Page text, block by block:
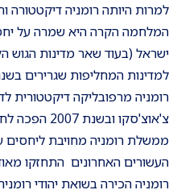
למרות היותה רומניה דיקטטורה
המלחמה הקרה היא שמרה על
ישראל (בעוד שאר מדינות הגוש
רומניה מרפובליקה דיקטטורית
צ'אוצ'סקו ובשנת 2007 הפכה לחברה באיחוד האירופאי.
ממשלת רומניה מחויבת ליחסים
העשורים האחרונים התחזקו
רומניה הכירה בשואת יהודי